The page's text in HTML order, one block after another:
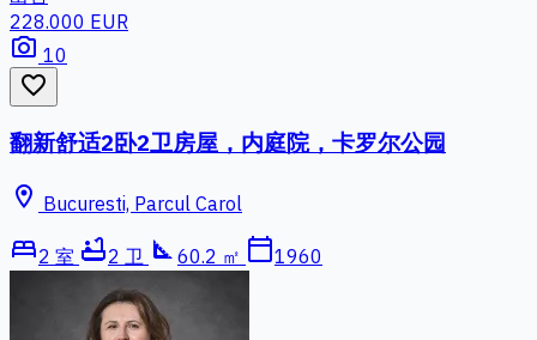
228.000 EUR
photo_camera 10
favorite_border
翻新舒适2卧2卫房屋，内庭院，卡罗尔公园
location_on Bucuresti, Parcul Carol
bed2 室 bathtub2 卫 square_foot 60.2 ㎡ calendar_today1960